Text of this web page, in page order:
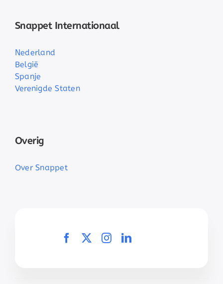
Snappet Internationaal
Nederland
België
Spanje
Verenigde Staten
Overig
Over Snappet